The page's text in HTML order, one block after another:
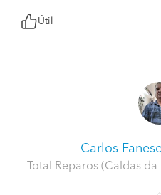
Útil
Carlos
Total Reparos (Caldas